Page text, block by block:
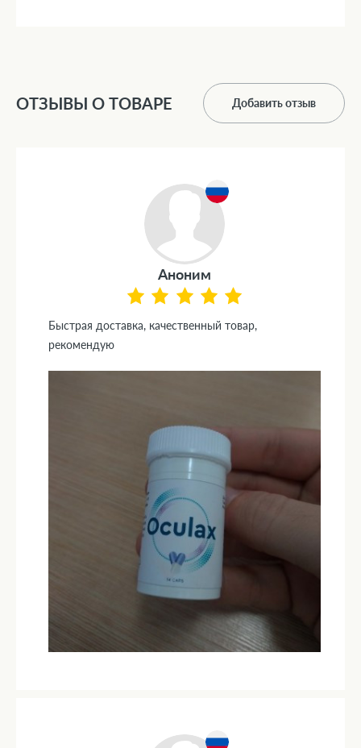
ОТЗЫВЫ О ТОВАРЕ Добавить отзыв
Аноним
Быстрая доставка, качественный товар,
рекомендую